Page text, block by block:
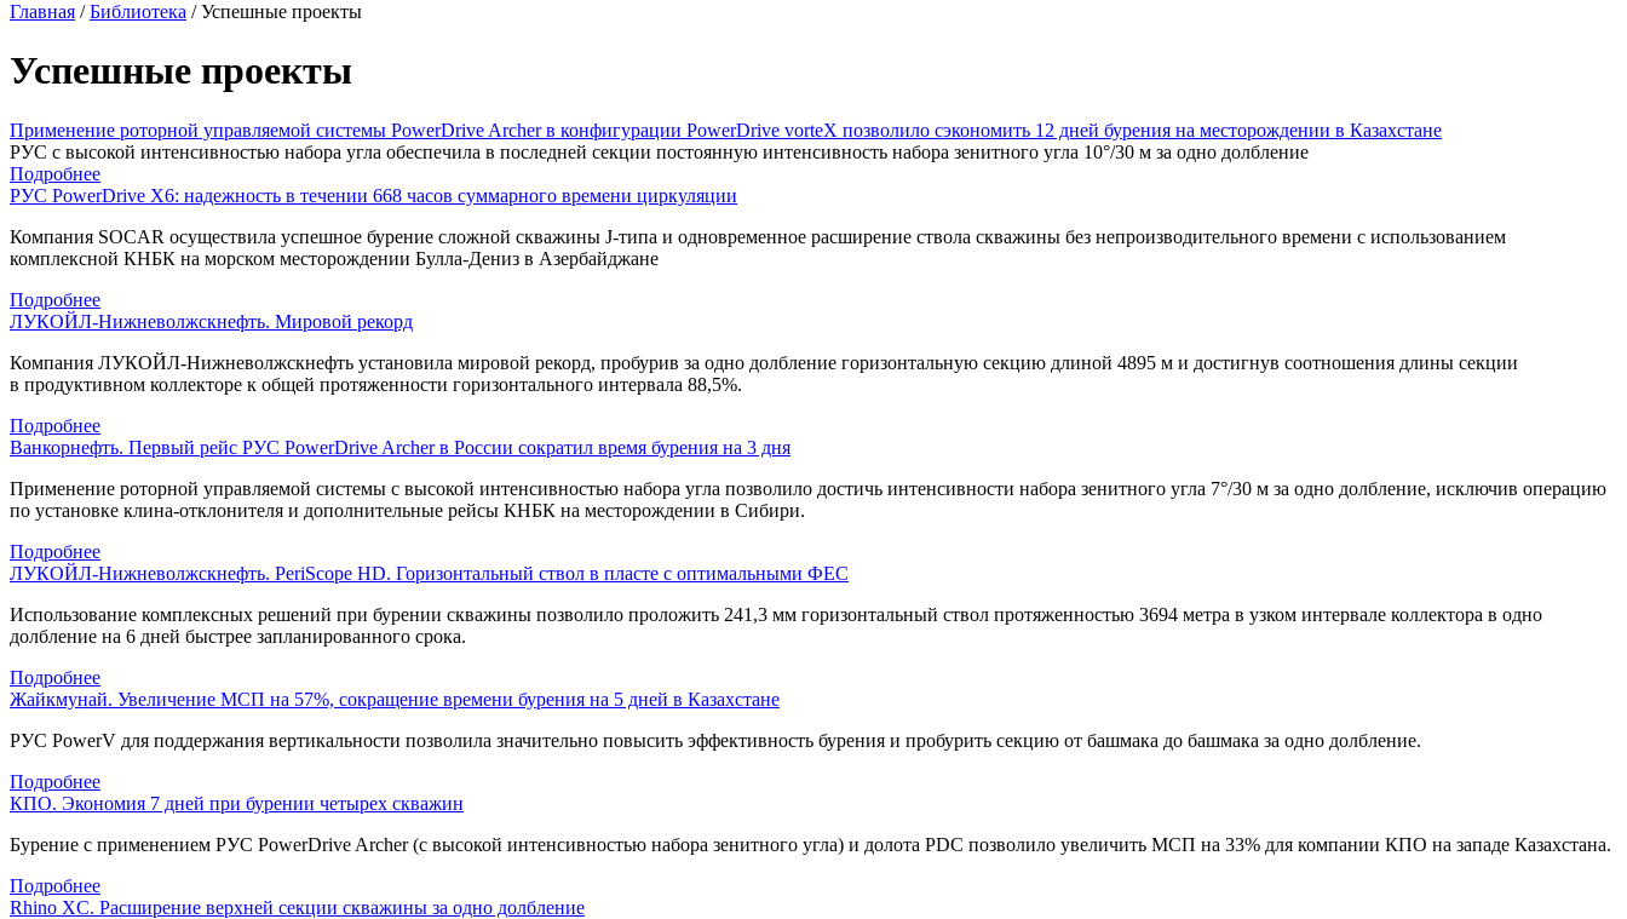
Главная /Библиотека /Успешные проекты
Успешные проекты
Применение роторной управляемой системы PowerDrive Archer в конфигурации PowerDrive vorteX позволило сэкономить 12 дней бурения на месторождении в Казахстане
РУС c высокой интенсивностью набора угла обеспечила в последней секции постоянную интенсивность набора зенитного угла 10°/30 м за одно долбление
Подробнее
РУС PowerDrive X6: надежность в течении 668 часов суммарного времени циркуляции
Компания SOCAR осуществила успешное бурение сложной скважины J-типа и одновременное расширение ствола скважины без непроизводительного времени с использованием
комплексной КНБК на морском месторождении Булла-Дениз в Азербайджане
Подробнее
ЛУКОЙЛ-Нижневолжскнефть. Мировой рекорд
Компания ЛУКОЙЛ-Нижневолжскнефть установила мировой рекорд, пробурив за одно долбление горизонтальную секцию длиной 4895 м и достигнув соотношения длины секции
в продуктивном коллекторе к общей протяженности горизонтального интервала 88,5%.
Подробнее
Ванкорнефть. Первый рейс РУС PowerDrive Archer в России сократил время бурения на 3 дня
Применение роторной управляемой системы с высокой интенсивностью набора угла позволило достичь интенсивности набора зенитного угла 7°/30 м за одно долбление, исключив операцию
по установке клина-отклонителя и дополнительные рейсы КНБК на месторождении в Сибири.
Подробнее
ЛУКОЙЛ-Нижневолжскнефть. PeriScope HD. Горизонтальный ствол в пласте с оптимальными ФЕС
Использование комплексных решений при бурении скважины позволило проложить 241,3 мм горизонтальный ствол протяженностью 3694 метра в узком интервале коллектора в одно
долбление на 6 дней быстрее запланированного срока.
Подробнее
Жайкмунай. Увеличение МСП на 57%, сокращение времени бурения на 5 дней в Казахстане
РУС PowerV для поддержания вертикальности позволила значительно повысить эффективность бурения и пробурить секцию от башмака до башмака за одно долбление.
Подробнее
КПО. Экономия 7 дней при бурении четырех скважин
Бурение с применением РУС PowerDrive Archer (с высокой интенсивностью набора зенитного угла) и долота PDC позволило увеличить МСП на 33% для компании КПО на западе Казахстана.
Подробнее
Rhino XC. Расширение верхней секции скважины за одно долбление